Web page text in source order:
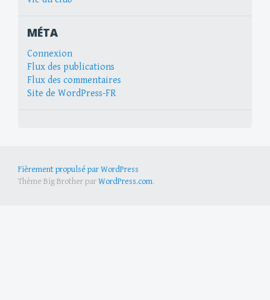
MÉTA
Connexion
Flux des publications
Flux des commentaires
Site de WordPress-FR
Fièrement propulsé par WordPress
Thème Big Brother parWordPress.com.